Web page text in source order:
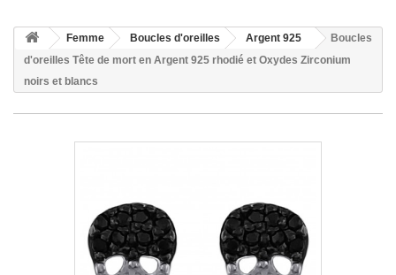
Femme Boucles d'oreilles Argent 925
Boucles
d'oreilles Tête de mort en Argent 925 rhodié et Oxydes Zirconium
noirs et blancs